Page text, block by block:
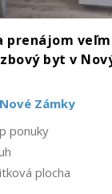
prenájom
byt v
Nové Zámky
ponuky
plocha